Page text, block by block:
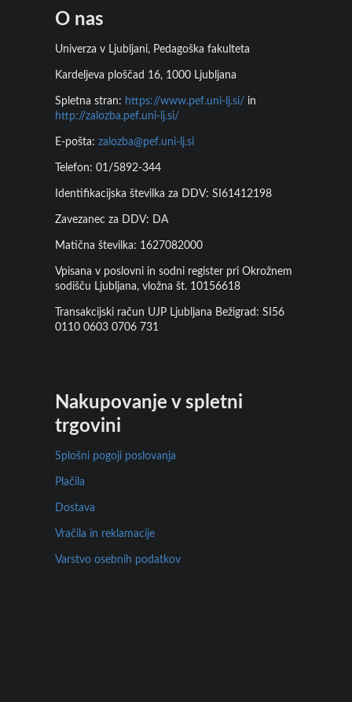
O nas
Univerza v Ljubljani, Pedagoška fakulteta
Kardeljeva ploščad 16, 1000 Ljubljana
Spletna stran: https://www.pef.uni-lj.si/ in
http://zalozba.pef.uni-lj.si/
E-pošta: zalozba@pef.uni-lj.si
Telefon: 01/5892-344
Identifikacijska številka za DDV: SI61412198
Zavezanec za DDV: DA
Matična številka: 1627082000
Vpisana v poslovni in sodni register pri Okrožnem
sodišču Ljubljana, vložna št. 10156618
Transakcijski račun UJP Ljubljana Bežigrad: SI56
0110 0603 0706 731
Nakupovanje v spletni
trgovini
Splošni pogoji poslovanja
Plačila
Dostava
Vračila in reklamacije
Varstvo osebnih podatkov